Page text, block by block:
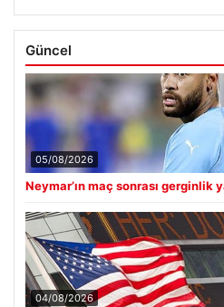
Güncel
05/08/2026
Neymar’ın maç sonrası gerginlik
04/08/2026